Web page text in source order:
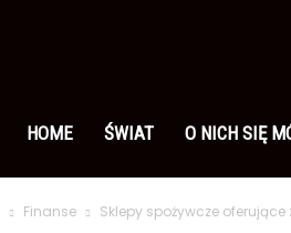
HOME ŚWIAT O NICH SIĘ
Finanse Sklepy spożywcze